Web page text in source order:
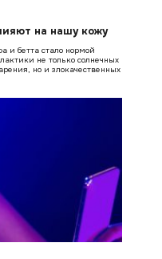
на нашу кожу
и бетта стало нормой
не только солнечных
но и злокачественных